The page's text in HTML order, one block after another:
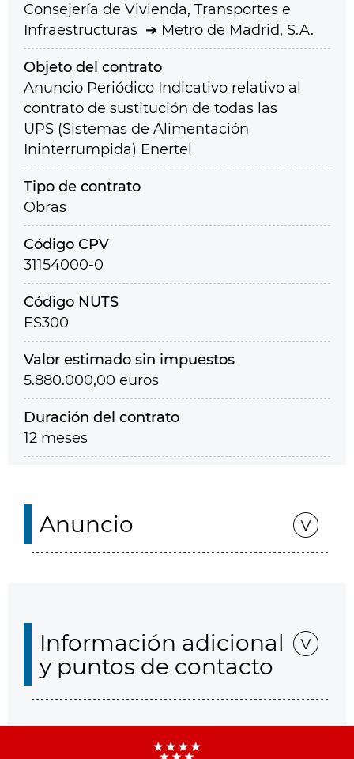
Consejería de Vivienda, Transportes e
Infraestructuras
Metro de Madrid, S.A.
Objeto del contrato
Anuncio Periódico Indicativo relativo al
contrato de sustitución de todas las
UPS (Sistemas de Alimentación
Ininterrumpida) Enertel
Tipo de contrato
Obras
Código CPV
31154000-0
Código NUTS
ES300
Valor estimado sin impuestos
5.880.000,00 euros
Duración del contrato
12 meses
Anuncio
Información adicional
y puntos de contacto